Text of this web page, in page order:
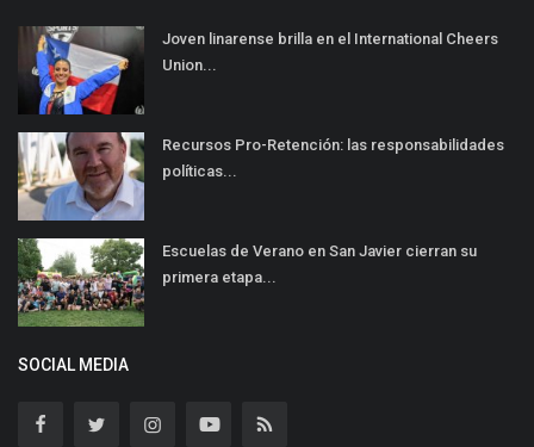
Joven linarense brilla en el International Cheers
Union...
Recursos Pro-Retención: las responsabilidades
políticas...
Escuelas de Verano en San Javier cierran su
primera etapa...
SOCIAL MEDIA